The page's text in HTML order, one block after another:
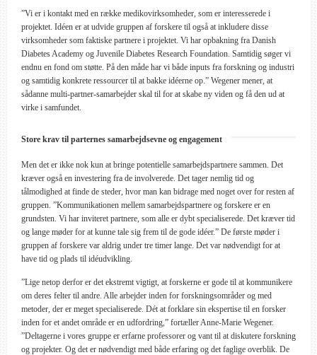
”Vi er i kontakt med en række medikovirksomheder, som er interesserede i
projektet. Idéen er at udvide gruppen af forskere til også at inkludere disse
virksomheder som faktiske partnere i projektet. Vi har opbakning fra Danish
Diabetes Academy og Juvenile Diabetes Research Foundation. Samtidig søger vi
endnu en fond om støtte. På den måde har vi både inputs fra forskning og industri
og samtidig konkrete ressourcer til at bakke idéerne op.” Wegener mener, at
sådanne multi-partner-samarbejder skal til for at skabe ny viden og få den ud at
virke i samfundet.
Store krav til parternes samarbejdsevne og engagement
Men det er ikke nok kun at bringe potentielle samarbejdspartnere sammen. Det
kræver også en investering fra de involverede. Det tager nemlig tid og
tålmodighed at finde de steder, hvor man kan bidrage med noget over for resten af
gruppen. ”Kommunikationen mellem samarbejdspartnere og forskere er en
grundsten. Vi har inviteret partnere, som alle er dybt specialiserede. Det kræver tid
og lange møder for at kunne tale sig frem til de gode idéer.” De første møder i
gruppen af forskere var aldrig under tre timer lange. Det var nødvendigt for at
have tid og plads til idéudvikling.
”Lige netop derfor er det ekstremt vigtigt, at forskerne er gode til at kommunikere
om deres felter til andre. Alle arbejder inden for forskningsområder og med
metoder, der er meget specialiserede. Dét at forklare sin ekspertise til en forsker
inden for et andet område er en udfordring,” fortæller Anne-Marie Wegener.
”Deltagerne i vores gruppe er erfarne professorer og vant til at diskutere forskning
og projekter. Og det er nødvendigt med både erfaring og det faglige overblik. De